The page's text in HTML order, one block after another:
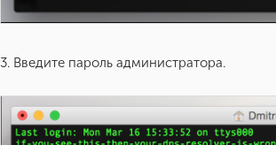
3. Введите пароль администратора.